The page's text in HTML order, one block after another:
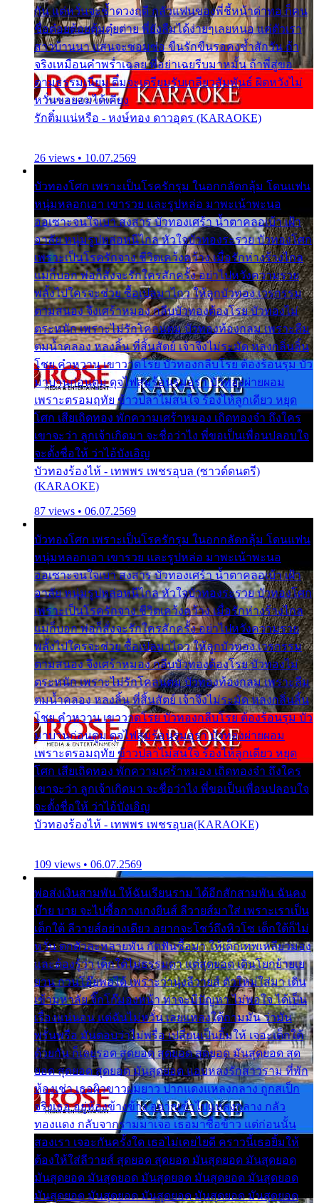
กัน แต่หวั่นจะช้ำดวงฤดี กลัวแฟนของพี่ชี้หน้าด่าทอ ก็คน
ชื่อต๋อยต้อยตุ้มตุ๋ยต่าย พี่ยังลืมได้ง่ายๆเลยหนอ แค่ตัวเรา
สาวบ้านนา แสนจะซอมซ่อ ขืนรักขืนรอคงช้ำสักวัน ถ้า
จริงเหมือนคำพร่ำเฉลย พี่อย่าเฉยรีบมาหมั้น ถ้าพี่สู่ขอ
ตามธรรมเนียม ติ๋มจะเตรียมรับเกลียวสัมพันธ์ ผิดหวังไม่
หวั่นขอยอมได้เคียง
รักติ๋มแน่หรือ - หงษ์ทอง ดาวอุดร (KARAOKE)
26 views • 10.07.2569
บัวทองโศก เพราะเป็นโรครักรุม ในอกกลัดกลุ้ม โดนแฟน
หนุ่มหลอกเอา เขารวย และรูปหล่อ มาพะเน้าพะนอ
ออเซาะจนใจเบา สงสาร บัวทองเศร้า น้ำตาคลอเบ้า เฝ้า
อาลัย หนุ่มรูปหล่อหนีไกล หัวใจบัวทองระรวย บัวทองโศก
เพราะเป็นโรครักจาง ชีวิตเคว้งคว้าง เมื่อรักห่างร้างไกล
แม่ก็บอก พ่อก็สั่งจะรักใครสักครั้ง อย่าไปหวังความรวย
พลั้งไปใครจะช่วย ซื้อเปลมาไกว ให้ลูกบัวทอง เวรกรรม
ตามสนอง จึงเศร้าหมอง กลีบบัวทองต้องโรย บัวทองไม่
ตระหนัก เพราะไม่รักโคลนตม บัวทองท้องกลม เพราะลืม
ตมน้ำคลอง หลงลิ้น ที่สิ้นสัตย์ เจ้าจึงไม่ระมัด หลงกลิ่นลิ้น
โชย คำหวาน เขาวาดโรย บัวทองกลีบโรย ต้องร้อนรุม บัว
มาบานก่อนตูม ดุจไฟสุมร้อนรุมอุรา บัวทองผ่ายผอม
เพราะตรอมฤทัย ข้าวปลาไม่สนใจ ร้องไห้ลูกเดียว หยุด
โศก เสียเถิดทอง พักความเศร้าหมอง เถิดทองจ๋า ถึงใคร
เขาจะว่า ลูกเจ้าเกิดมา จะชื่อว่าไง พี่ขอเป็นเพื่อนปลอบใจ
จะตั้งชื่อให้ ว่าไอ้บังเอิญ
บัวทองร้องไห้ - เทพพร เพชรอุบล (ซาวด์ดนตรี)
(KARAOKE)
87 views • 06.07.2569
บัวทองโศก เพราะเป็นโรครักรุม ในอกกลัดกลุ้ม โดนแฟน
หนุ่มหลอกเอา เขารวย และรูปหล่อ มาพะเน้าพะนอ
ออเซาะจนใจเบา สงสาร บัวทองเศร้า น้ำตาคลอเบ้า เฝ้า
อาลัย หนุ่มรูปหล่อหนีไกล หัวใจบัวทองระรวย บัวทองโศก
เพราะเป็นโรครักจาง ชีวิตเคว้งคว้าง เมื่อรักห่างร้างไกล
แม่ก็บอก พ่อก็สั่งจะรักใครสักครั้ง อย่าไปหวังความรวย
พลั้งไปใครจะช่วย ซื้อเปลมาไกว ให้ลูกบัวทอง เวรกรรม
ตามสนอง จึงเศร้าหมอง กลีบบัวทองต้องโรย บัวทองไม่
ตระหนัก เพราะไม่รักโคลนตม บัวทองท้องกลม เพราะลืม
ตมน้ำคลอง หลงลิ้น ที่สิ้นสัตย์ เจ้าจึงไม่ระมัด หลงกลิ่นลิ้น
โชย คำหวาน เขาวาดโรย บัวทองกลีบโรย ต้องร้อนรุม บัว
มาบานก่อนตูม ดุจไฟสุมร้อนรุมอุรา บัวทองผ่ายผอม
เพราะตรอมฤทัย ข้าวปลาไม่สนใจ ร้องไห้ลูกเดียว หยุด
โศก เสียเถิดทอง พักความเศร้าหมอง เถิดทองจ๋า ถึงใคร
เขาจะว่า ลูกเจ้าเกิดมา จะชื่อว่าไง พี่ขอเป็นเพื่อนปลอบใจ
จะตั้งชื่อให้ ว่าไอ้บังเอิญ
บัวทองร้องไห้ - เทพพร เพชรอุบล(KARAOKE)
109 views • 06.07.2569
พ่อส่งเงินสามพัน ให้ฉันเรียนราม ได้อีกสักสามพัน ฉันคง
บ๊าย บาย จะไปซื้อกางเกงยีนส์ ลีวายส์มาใส่ เพราะเราเป็น
เด็กใต้ ลีวายส์อย่างเดียว อยากจะโชว์ถึงหิวโซ เด็กใต้ก็ไม่
หวั่น ตกตัวละหลายพัน กัดฟันซื้อมา ให้เด็กเทพเหลียวมอง
และต้องรู้ว่า เด็กใต้ไม่ธรรมดา แต่สุดยอด เดินโยกย้ายเย
ยวน กวนโอ๊ยพอได้ เพราะว่านุ่งลีวายส์ ตัวใหม่ใส่มา เดิน
เข้ามหาลัย จิ๊กโก๊มองหน้า ท่าจะมีปัญหา ไม่พอใจ ได้เป็น
เรื่องแน่นอน แต่ฉันไม่หวั่น เลยแหลงใต้ถามมัน ว่ามัน
พรั่นพรือ มันตอบว่าไม่พรื่อ เปลี่ยนเป็นยิ้มให้ เจอะเด็กใต้
ด้วยกัน ก็เลยรอด สุดยอด สุดยอด สุดยอด มันสุดยอด สุด
ยอด สุดยอด สุดยอด มันสุดยอด แอบหลงรักสาวราม ที่พัก
ห้องเช่า เธอผิวขาวผมยาว ปากแดงแหลงกลาง ถูกสเป็ก
จริงเธอ อยู่ห้องข้างข้าง อยากเข้าไปแหลงกลาง กลัว
ทองแดง กลับจากรามมาเจอ เธอมาซื้อข้าว แต่ก่อนนั้น
สองเรา เจอะกันครั้งใด เธอไม่เคยไยดี คราวนี้เธอยิ้มให้
ต้องให้ใส่ลีวายส์ สุดยอด สุดยอด มันสุดยอด มันสุดยอด
มันสุดยอด มันสุดยอด มันสุดยอด มันสุดยอด มันสุดยอด
มันสุดยอด มันสุดยอด มันสุดยอด มันสุดยอด มันสุดยอด